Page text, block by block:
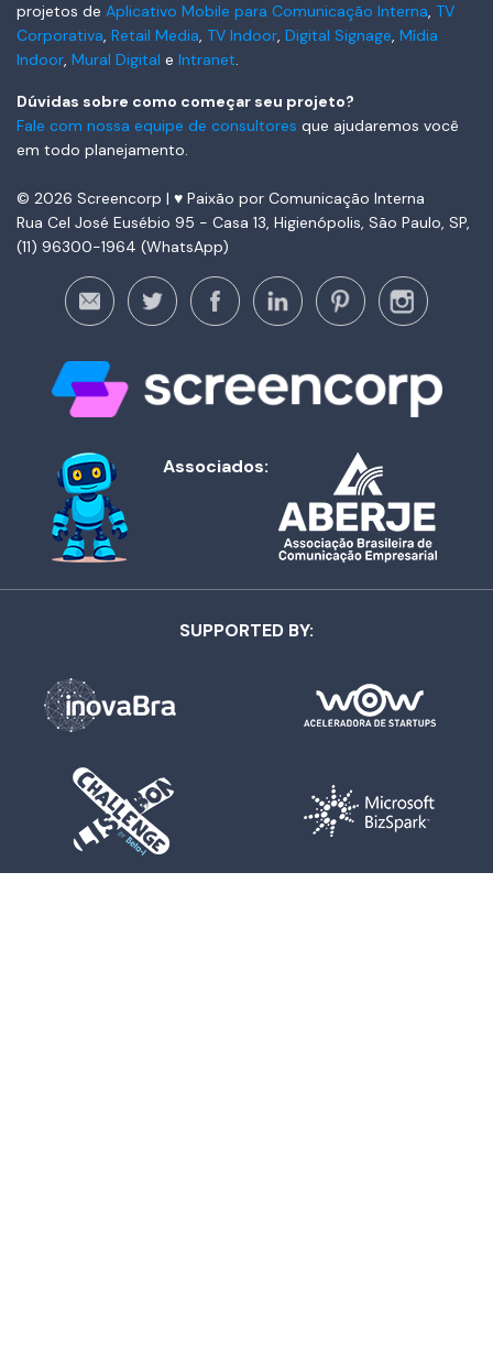
projetos de Aplicativo Mobile para Comunicação Interna, TV
Corporativa, Retail Media, TV Indoor, Digital Signage, Mídia
Indoor, Mural Digital e Intranet.
Dúvidas sobre como começar seu projeto?
Fale com nossa equipe de consultores que ajudaremos você
em todo planejamento.
© 2026 Screencorp | ♥ Paixão por Comunicação Interna
Rua Cel José Eusébio 95 - Casa 13, Higienópolis, São Paulo, SP,
(11) 96300-1964 (WhatsApp)
Associados:
SUPPORTED BY: